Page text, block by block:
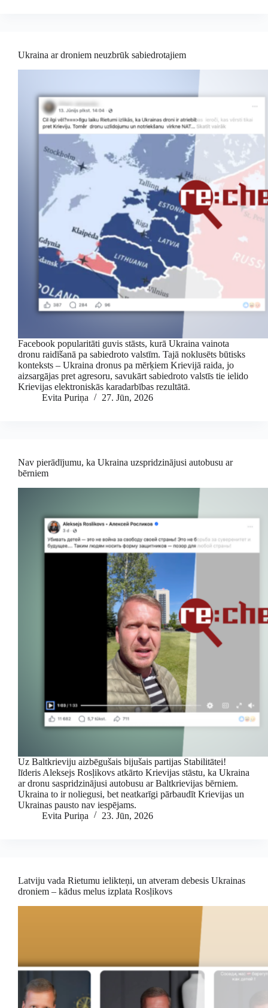
Ukraina ar droniem neuzbrūk sabiedrotajiem
Facebook popularitāti guvis stāsts, kurā Ukraina vainota
dronu raidīšanā pa sabiedroto valstīm. Tajā noklusēts būtisks
konteksts – Ukraina dronus pa mērķiem Krievijā raida, jo
aizsargājas pret agresoru, savukārt sabiedroto valstīs tie ielido
Krievijas elektroniskās karadarbības rezultātā.
Evita Puriņa
27. Jūn, 2026
Nav pierādījumu, ka Ukraina uzspridzinājusi autobusu ar
bērniem
Uz Baltkrieviju aizbēgušais bijušais partijas Stabilitātei!
līderis Aleksejs Rosļikovs atkārto Krievijas stāstu, ka Ukraina
ar dronu saspridzinājusi autobusu ar Baltkrievijas bērniem.
Ukraina to ir noliegusi, bet neatkarīgi pārbaudīt Krievijas un
Ukrainas pausto nav iespējams.
Evita Puriņa
23. Jūn, 2026
Latviju vada Rietumu ielikteņi, un atveram debesis Ukrainas
droniem – kādus melus izplata Rosļikovs